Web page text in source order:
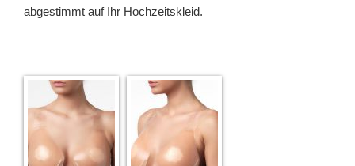
abgestimmt auf Ihr Hochzeitskleid.